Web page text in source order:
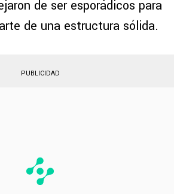
de ser esporádicos para
de una estructura sólida.
PUBLICIDAD